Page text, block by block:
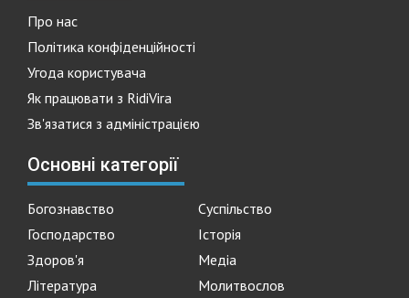
Про нас
Політика конфіденційності
Угода користувача
Як працювати з RidiVira
Зв'язатися з адміністрацією
Основні категорії
Богознавство
Суспільство
Господарство
Історія
Здоров'я
Медіа
Література
Молитвослов